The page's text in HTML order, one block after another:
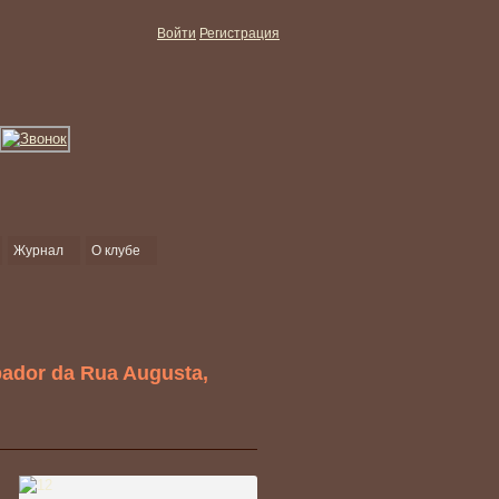
Войти Регистрация
Журнал О клубе
da Rua Augusta,